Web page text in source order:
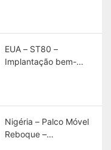
EUA – ST80 –
Implantação bem-
Nigéria – Palco Móvel
Reboque –